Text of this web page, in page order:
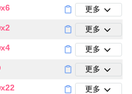
x6 更多
x2 更多
x4 更多
更多
x22 更多